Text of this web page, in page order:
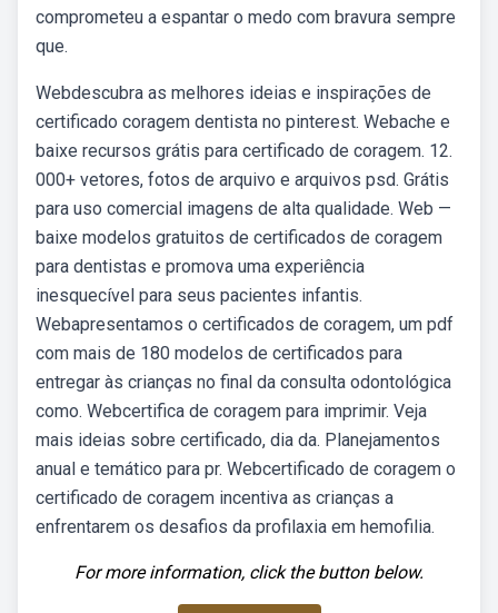
comprometeu a espantar o medo com bravura sempre
que.
Webdescubra as melhores ideias e inspirações de
certificado coragem dentista no pinterest. Webache e
baixe recursos grátis para certificado de coragem. 12.
000+ vetores, fotos de arquivo e arquivos psd. Grátis
para uso comercial imagens de alta qualidade. Web —
baixe modelos gratuitos de certificados de coragem
para dentistas e promova uma experiência
inesquecível para seus pacientes infantis.
Webapresentamos o certificados de coragem, um pdf
com mais de 180 modelos de certificados para
entregar às crianças no final da consulta odontológica
como. Webcertifica de coragem para imprimir. Veja
mais ideias sobre certificado, dia da. Planejamentos
anual e temático para pr. Webcertificado de coragem o
certificado de coragem incentiva as crianças a
enfrentarem os desafios da profilaxia em hemofilia.
For more information, click the button below.